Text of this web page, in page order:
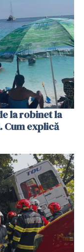
la robinet la
Cum explică